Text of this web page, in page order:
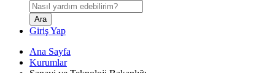
Giriş Yap
Ana Sayfa
Kurumlar